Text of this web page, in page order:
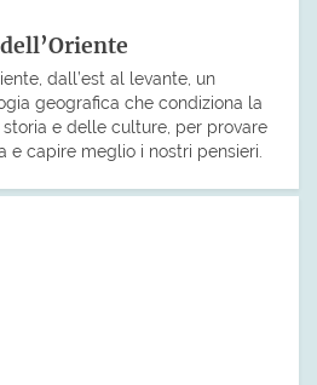
dall’est al levante, un
geografica che condiziona la
e delle culture, per provare
capire meglio i nostri pensieri.